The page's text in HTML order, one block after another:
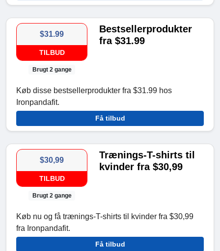
$31.99
TILBUD
Brugt 2 gange
Bestsellerprodukter
fra $31.99
Køb disse bestsellerprodukter fra $31.99 hos
Ironpandafit.
Få tilbud
$30,99
TILBUD
Brugt 2 gange
Trænings-T-shirts til
kvinder fra $30,99
Køb nu og få trænings-T-shirts til kvinder fra $30,99
fra Ironpandafit.
Få tilbud